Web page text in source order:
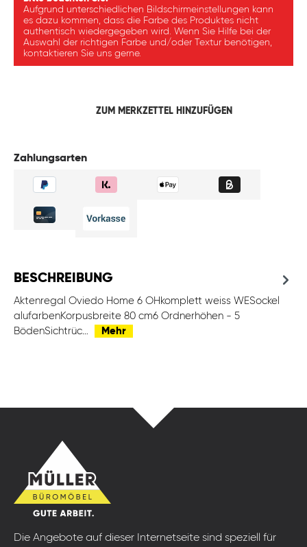
Aufgrund unterschiedlichen Bildschirmeinstellungen kann
es dazu kommen, dass die Farbe des Produktes nicht
authentisch wiedergegeben wird. Wenn Sie Hilfe bei der
Auswahl der richtigen Farbe und/oder Textur benötigen,
kontaktieren Sie uns gerne.
ZUM MERKZETTEL HINZUFÜGEN
Zahlungsarten
BESCHREIBUNG
Aktenregal Oviedo Home 6 OHkomplett weiss WESockel
alufarbenKorpusbreite 80 cm6 Ordnerhöhen - 5
BödenSichtrüc…
Mehr
Die Angebote auf dieser Internetseite sind speziell für